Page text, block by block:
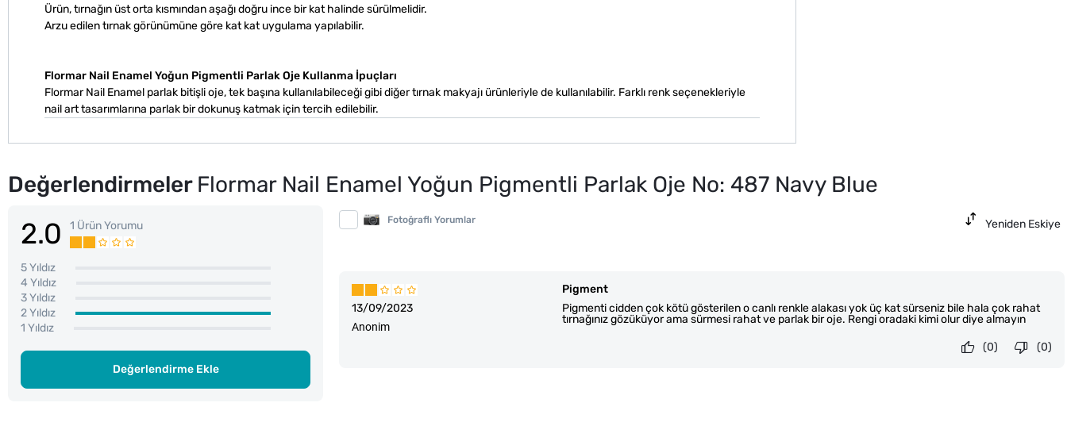
Ürün, tırnağın üst orta kısmından aşağı doğru ince bir kat halinde sürülmelidir.
Arzu edilen tırnak görünümüne göre kat kat uygulama yapılabilir.
Flormar Nail Enamel Yoğun Pigmentli Parlak Oje Kullanma İpuçları
Flormar Nail Enamel parlak bitişli oje, tek başına kullanılabileceği gibi diğer tırnak makyajı ürünleriyle de kullanılabilir. Farklı renk seçenekleriyle
nail art tasarımlarına parlak bir dokunuş katmak için tercih edilebilir.
Değerlendirmeler Flormar Nail Enamel Yoğun Pigmentli Parlak Oje No: 487 Navy Blue
2.0 1 Ürün Yorumu
5 Yıldız
4 Yıldız
3 Yıldız
2 Yıldız
1 Yıldız
Değerlendirme Ekle
Fotoğraflı Yorumlar Yeniden Eskiye
13/09/2023
Pigment
Pigmenti cidden çok kötü gösterilen o canlı renkle alakası yok üç kat sürseniz bile hala çok rahat
tırnağınız gözüküyor ama sürmesi rahat ve parlak bir oje. Rengi oradaki kimi olur diye almayın
Anonim
(0)
(0)